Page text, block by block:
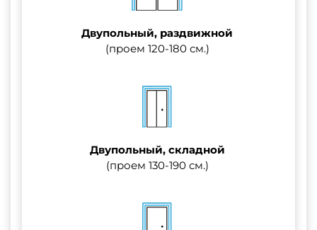
Двупольный, раздвижной
(проем 120-180 см.)
Двупольный, складной
(проем 130-190 см.)